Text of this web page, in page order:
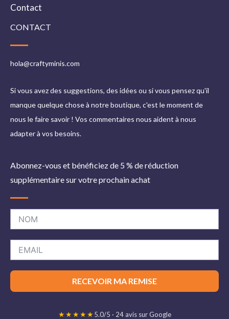
Contact
CONTACT
hola@craftyminis.com
Si vous avez des suggestions, des idées ou si vous pensez qu'il
manque quelque chose à notre boutique, c'est le moment de
nous le faire savoir ! Vos commentaires nous aident à nous
adapter à vos besoins.
Abonnez-vous et bénéficiez de 5 % de réduction
supplémentaire sur votre prochain achat
RECEVOIR MA REMISE
★★★★★ 5.0/5 · 24 avis sur Google